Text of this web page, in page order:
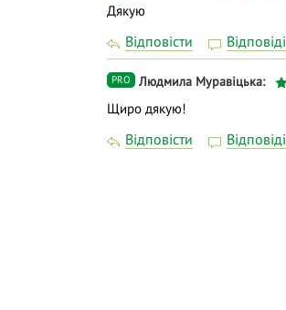
Дякую
Відповісти Відповіді
PRO Людмила Муравіцька
Щиро дякую!
Відповісти Відповіді